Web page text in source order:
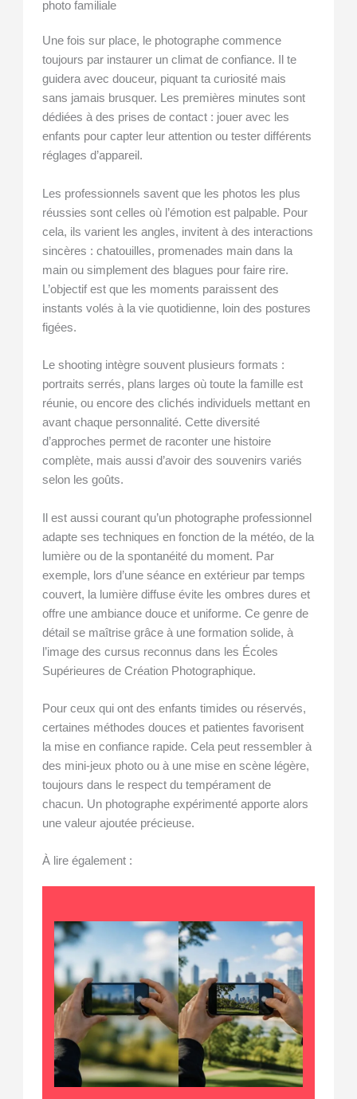
photo familiale
Une fois sur place, le photographe commence
toujours par instaurer un climat de confiance. Il te
guidera avec douceur, piquant ta curiosité mais
sans jamais brusquer. Les premières minutes sont
dédiées à des prises de contact : jouer avec les
enfants pour capter leur attention ou tester différents
réglages d’appareil.
Les professionnels savent que les photos les plus
réussies sont celles où l’émotion est palpable. Pour
cela, ils varient les angles, invitent à des interactions
sincères : chatouilles, promenades main dans la
main ou simplement des blagues pour faire rire.
L’objectif est que les moments paraissent des
instants volés à la vie quotidienne, loin des postures
figées.
Le shooting intègre souvent plusieurs formats :
portraits serrés, plans larges où toute la famille est
réunie, ou encore des clichés individuels mettant en
avant chaque personnalité. Cette diversité
d’approches permet de raconter une histoire
complète, mais aussi d’avoir des souvenirs variés
selon les goûts.
Il est aussi courant qu’un photographe professionnel
adapte ses techniques en fonction de la météo, de la
lumière ou de la spontanéité du moment. Par
exemple, lors d’une séance en extérieur par temps
couvert, la lumière diffuse évite les ombres dures et
offre une ambiance douce et uniforme. Ce genre de
détail se maîtrise grâce à une formation solide, à
l’image des cursus reconnus dans les Écoles
Supérieures de Création Photographique.
Pour ceux qui ont des enfants timides ou réservés,
certaines méthodes douces et patientes favorisent
la mise en confiance rapide. Cela peut ressembler à
des mini-jeux photo ou à une mise en scène légère,
toujours dans le respect du tempérament de
chacun. Un photographe expérimenté apporte alors
une valeur ajoutée précieuse.
À lire également :